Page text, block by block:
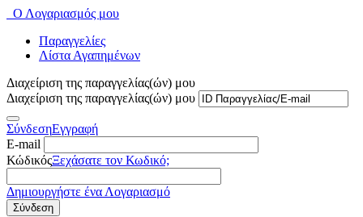
Ο Λογαριασμός μου
Παραγγελίες
Λίστα Αγαπημένων
Διαχείριση της παραγγελίας(ών) μου
Διαχείριση της παραγγελίας(ών) μου
ΣύνδεσηΕγγραφή
E-mail
ΚώδικόςΞεχάσατε τον Κωδικό;
Δημιουργήστε ένα Λογαριασμό
Σύνδεση